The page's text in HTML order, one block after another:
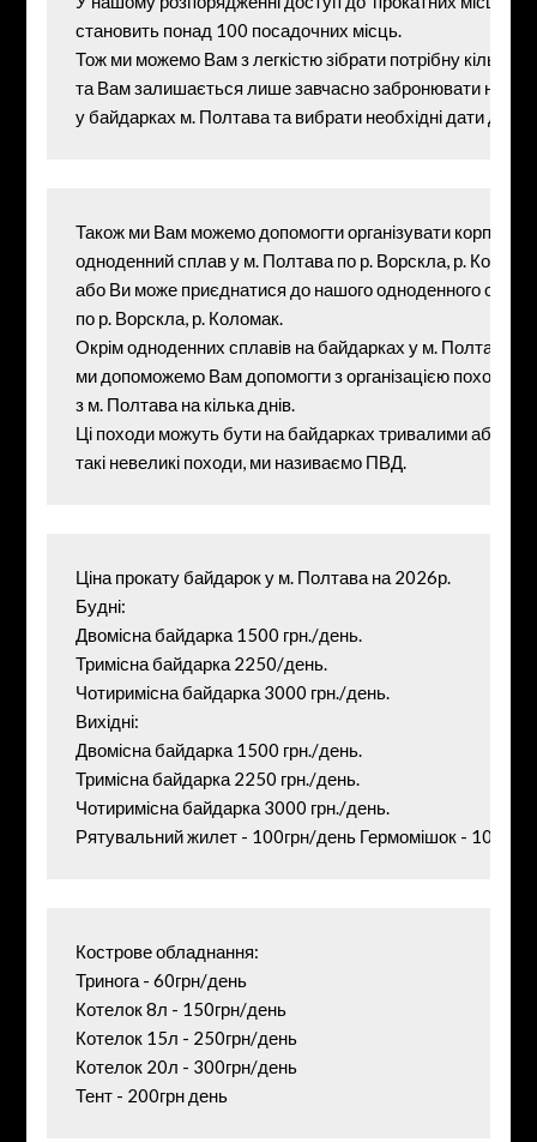
становить понад 100 посадочних місць.
Тож ми можемо Вам з легкістю зібрати потрібну
та Вам залишається лише завчасно забронювати
у байдарках м. Полтава та вибрати необхідні дати дати
Також ми Вам можемо допомогти організувати
одноденний сплав у м. Полтава по р. Ворскла, р.
або Ви може приєднатися до нашого одноденного
по р. Ворскла, р. Коломак.
Окрім одноденних сплавів на байдарках у м. Полтава,
ми допоможемо Вам допомогти з організацією походів
з м. Полтава на кілька днів.
Ці походи можуть бути на байдарках тривалими або
такі невеликі походи, ми називаємо ПВД.
Ціна прокату байдарок у м. Полтава на 2026р.
Будні:
Двомісна байдарка 1500 грн./день.
Тримісна байдарка 2250/день.
Чотиримісна байдарка 3000 грн./день.
Вихідні:
Двомісна байдарка 1500 грн./день.
Тримісна байдарка 2250 грн./день.
Чотиримісна байдарка 3000 грн./день.
Рятувальний жилет - 100грн/день Гермомішок -
Кострове обладнання:
Тринога - 60грн/день
Котелок 8л - 150грн/день
Котелок 15л - 250грн/день
Котелок 20л - 300грн/день
Тент - 200грн день